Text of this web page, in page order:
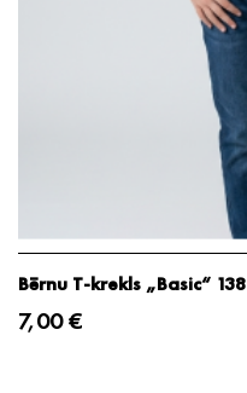
Bērnu T-krekls „Basic“ 138
7,00 €